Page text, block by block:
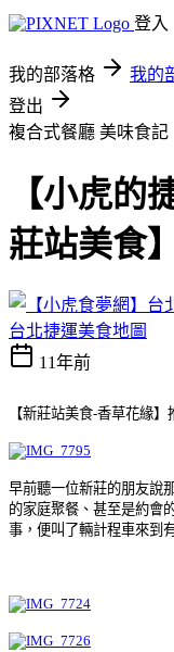
登入
我的部落格 我的
登出
複合式餐廳 美味食記
【小虎的
莊站美食
台北捷運美食地圖
11年前
【新莊站美食-香草花
早前聽一位新莊的朋友說
的家庭聚餐、甚至是約會
事，便叫了輛計程車來到